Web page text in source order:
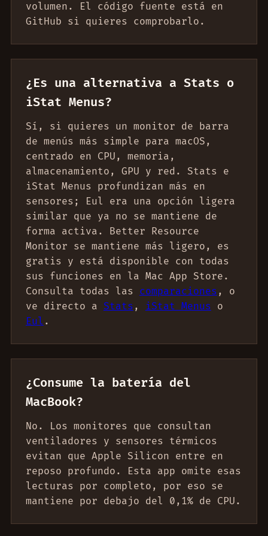
volumen. El código fuente está en
GitHub si quieres comprobarlo.
¿Es una alternativa a Stats o
iStat Menus?
Sí, si quieres un monitor de barra
de menús más simple para macOS,
centrado en CPU, memoria,
almacenamiento, GPU y red. Stats e
iStat Menus profundizan más en
sensores; Eul era una opción ligera
similar que ya no se mantiene de
forma activa. Better Resource
Monitor se mantiene más ligero, es
gratis y está disponible con todas
sus funciones en la Mac App Store.
Consulta todas las comparaciones , o
ve directo a Stats , iStat Menus o
Eul .
¿Consume la batería del
MacBook?
No. Los monitores que consultan
ventiladores y sensores térmicos
evitan que Apple Silicon entre en
reposo profundo. Esta app omite esas
lecturas por completo, por eso se
mantiene por debajo del 0,1% de CPU.